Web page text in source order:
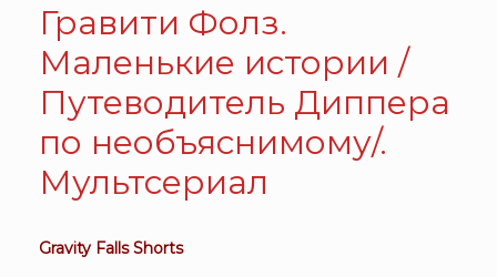
Гравити Фолз.
Маленькие истории /
Путеводитель Диппера
по необъяснимому/.
Мультсериал
Gravity Falls Shorts